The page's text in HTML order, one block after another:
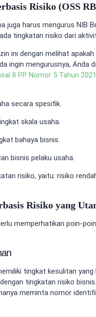
Risiko (OSS
juga harus mengurus NIB
tingkatan risiko dari
ini dengan melihat
ingin mengurusnya, Anda
8 PP Nomor 5 Tahun 2021
secara spesifik.
skala usaha.
bahaya bisnis.
bisnis pelaku usaha.
risiko, yaitu: risiko
Risiko yang
memperhatikan poin-
tingkat kesulitan
tingkatan risiko
meminta nomor